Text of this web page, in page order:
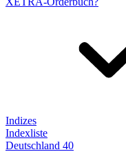
Indizes
Indexliste
Deutschland 40